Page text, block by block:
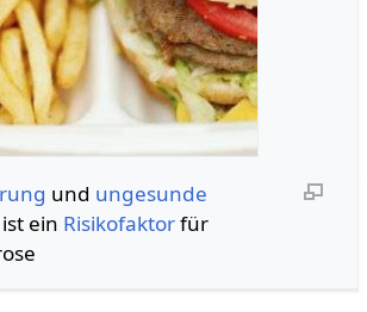
und ungesunde
ist ein Risikofaktorfür